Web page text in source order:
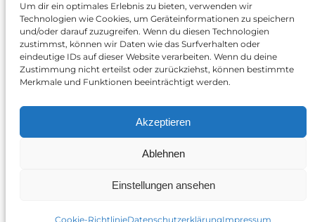
Um dir ein optimales Erlebnis zu bieten, verwenden wir
Technologien wie Cookies, um Geräteinformationen zu speichern
und/oder darauf zuzugreifen. Wenn du diesen Technologien
zustimmst, können wir Daten wie das Surfverhalten oder
eindeutige IDs auf dieser Website verarbeiten. Wenn du deine
Zustimmung nicht erteilst oder zurückziehst, können bestimmte
Merkmale und Funktionen beeinträchtigt werden.
Akzeptieren
Ablehnen
Einstellungen ansehen
Cookie-RichtlinieDatenschutzerklärungImpressum
Smart Energy Solutions
Erlenstraße 36, 90441 Nürnberg